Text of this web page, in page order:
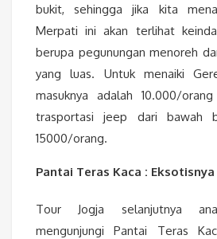
bukit, sehingga jika kita
Merpati ini akan terlihat
berupa pegunungan menoreh
yang luas. Untuk menaiki
masuknya adalah 10.000/
trasportasi jeep dari bawah
15000/orang.
Pantai Teras Kaca : Eksotisnya
Tour Jogja selanjutnya
mengunjungi Pantai Teras